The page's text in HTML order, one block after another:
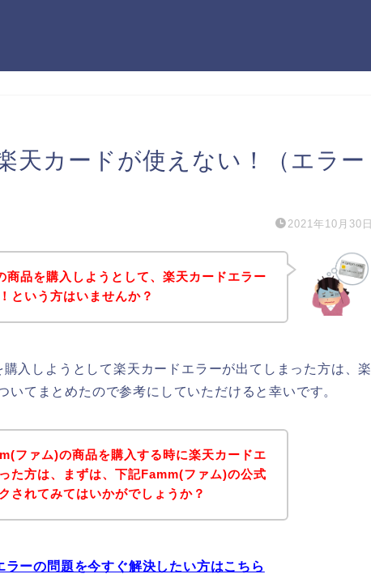
天カードが使えない！（エラー
2021年10月30日
商品を購入しようとして、楽天カードエラー
という方はいませんか？
入しようとして楽天カードエラーが出てしまった方は、楽
いてまとめたので参考にしていただけると幸いです。
ファム)の商品を購入する時に楽天カードエ
た方は、まずは、下記Famm(ファム)の公式
されてみてはいかがでしょうか？
ーの問題を今すぐ解決したい方はこちら